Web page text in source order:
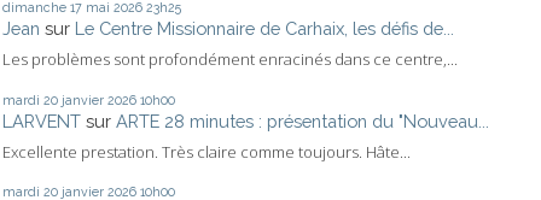
dimanche 17 mai 2026 23h25
Jean sur Le Centre Missionnaire de Carhaix, les défis de...
Les problèmes sont profondément enracinés dans ce centre,...
mardi 20 janvier 2026 10h00
LARVENT sur ARTE 28 minutes : présentation du "Nouveau...
Excellente prestation. Très claire comme toujours. Hâte...
mardi 20 janvier 2026 10h00